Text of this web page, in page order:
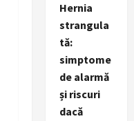
Hernia
strangula
tă:
simptome
de alarmă
și riscuri
dacă